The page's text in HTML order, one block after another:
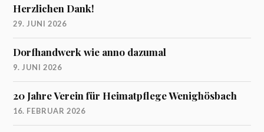
Herzlichen Dank!
29. JUNI 2026
Dorfhandwerk wie anno dazumal
9. JUNI 2026
20 Jahre Verein für Heimatpflege Wenighösbach
16. FEBRUAR 2026